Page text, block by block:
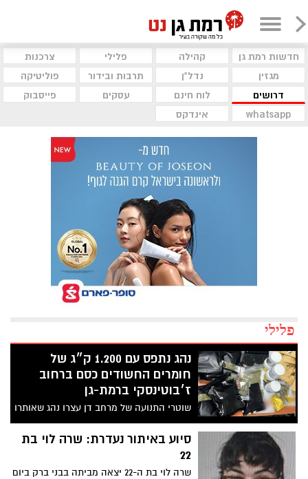
חדשות רמת גן קהילה פלילי
צרכנות
מגזין
נדל"ן תרבות ובידור
פוליטיקה
דרושים
לוח חינם עסקים
פייסבוק
whatsapp
אינדקס
פלילי
נהג נתפס עם 1.200 ק״ג של
חומרים החשודים כסם ברחוב
ז׳בוטינסקי ברמת-גן
שוטרי התנועה של מרחב דן עצרו נהג שאותרו
ברכבו 1.200 ק"ג חומרים החשודים כסם; רכבו
הושבת ורישיונו נשלל
סיוע באיתור נעדרת: שרה לוי בת
22
שרה לוי בת ה-22 יצאה מביתה בבני ברק ביום